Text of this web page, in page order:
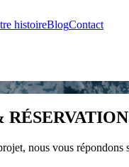
histoireBlogContact
RÉSERVATION
nous vous répondons